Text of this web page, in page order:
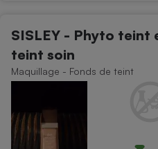
SISLEY - Phyto teint
teint soin
Maquillage - Fonds de teint